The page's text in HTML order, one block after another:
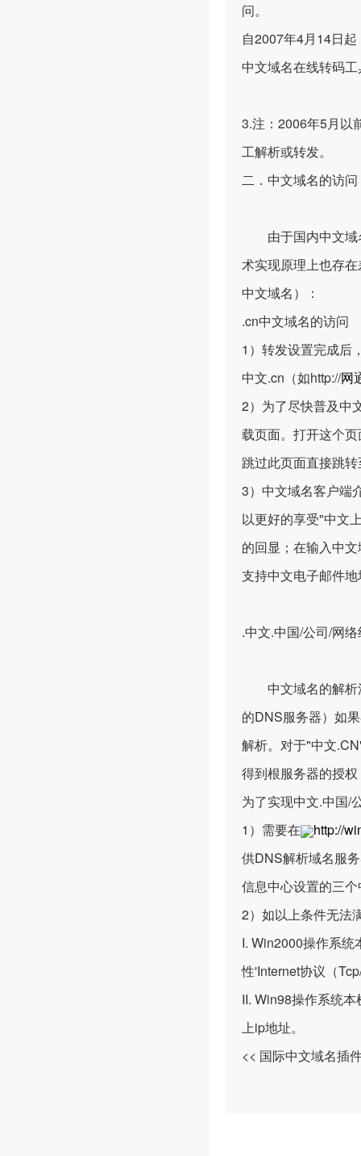
问。
自2007年4月14日
中文域名在线转码
3.注：2006年5月以
工解析或转发。
二．中文域名的访问
由于国内中文域
术实现原理上也存
中文域名）：
.cn中文域名的访问
1）转发设置完成后
中文.cn（如http://网
2）为了尽快普及中
载页面。打开这个
跳过此页面直接跳
3）中文域名客户端
以更好的享受"中文
的回显；在输入中
支持中文电子邮件
.中文.中国/公司/网
中文域名的解析
的DNS服务器）如
解析。对于"中文
得到根服务器的授
为了实现中文.中国/
1）需要在
http://
供DNS解析域名服
信息中心设置的三
2）如以上条件无法
I. Win2000操作系
性'Internet协议（
II. Win98操作系统
上ip地址。
<< 国际中文域名插